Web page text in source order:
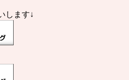
します↓